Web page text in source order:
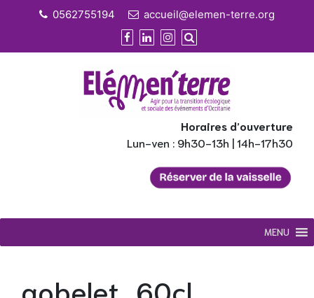
0562755194 accueil@elemen-terre.org
Horaires d’ouverture
Lun-ven : 9h30-13h | 14h-17h30
MENU
gobelet_60cl